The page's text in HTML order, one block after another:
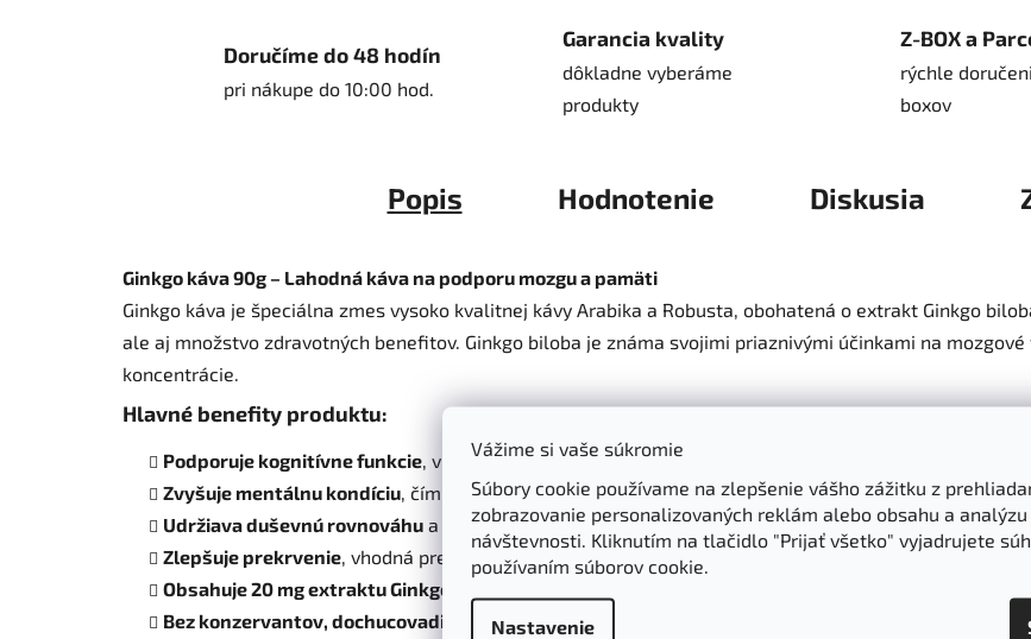
Vážime si vaše súkromie
Súbory cookie používame na zlepšenie vášho zážitku z
zobrazovanie personalizovaných reklám alebo obsahu a analýzu
návštevnosti. Kliknutím na tlačidlo "Prijať všetko" vyjadrujete
používaním súborov cookie.
Nastavenie
Doručíme do 48 hodín
pri nákupe do 10:00 hod.
Garancia kvality
dôkladne vyberáme
produkty
Z-BOX a
rýchle
boxov
Popis Hodnotenie Diskusia
Ginkgo káva 90g – Lahodná káva na podporu mozgu a pamäti
Ginkgo káva je špeciálna zmes vysoko kvalitnej kávy Arabika a Robusta, obohatená o extrakt Ginkgo
ale aj množstvo zdravotných benefitov. Ginkgo biloba je známa svojimi priaznivými účinkami na
koncentrácie.
Hlavné benefity produktu:
Podporuje kognitívne funkcie, vrátane pamäti, rýchlosti myslenia a koncentrácie.
Zvyšuje mentálnu kondíciu, čím pomáha zvládať náročné intelektuálne úlohy.
Udržiava duševnú rovnováhu a celkovú pohodu.
Zlepšuje prekrvenie, vhodná pre ľudí s problémami s cirkuláciou krvi v končatinách.
Obsahuje 20 mg extraktu Ginkgo biloba
Bez konzervantov, dochucovadiel a farbív, záruka čistej a prírodnej kvality.